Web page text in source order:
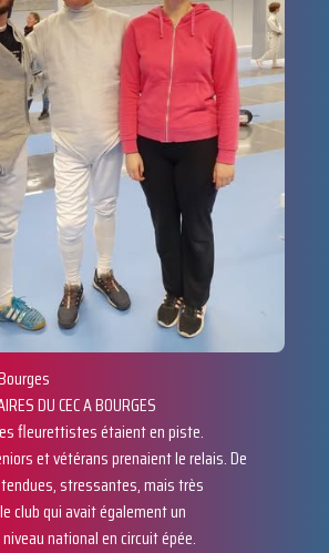
DU CEC A BOURGES
fleurettistes étaient en piste.
et vétérans prenaient le relais. De
stressantes, mais très
club qui avait également un
national en circuit épée.